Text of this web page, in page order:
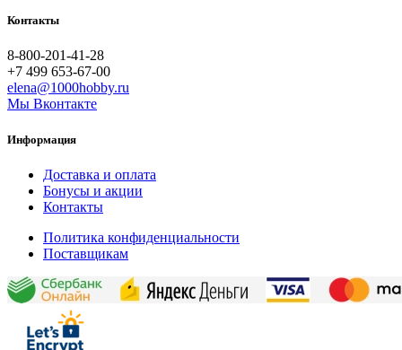
Контакты
8-800-201-41-28
+7 499 653-67-00
elena@1000hobby.ru
Мы Вконтакте
Информация
Доставка и оплата
Бонусы и акции
Контакты
Политика конфиденциальности
Поставщикам